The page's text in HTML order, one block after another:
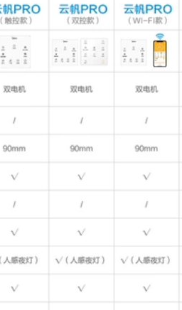
286,000
Phòng ngủ ban
công hình chữ nhật
mới đèn op tran
đèn vuông âm trần
286,000
đèn led âm tường
Đèn trần LED Đèn
phòng ngủ tối giản
hiện đại đèn led âm
trần philips chính
9w rạng đông
LED trần ánh sáng
-Điều chỉnh ánh
sáng phòng ngủ
sáng tạo cá tính
trẻ em ánh sáng ấm
áp màu hồng lãng
trâu đèn thả văn